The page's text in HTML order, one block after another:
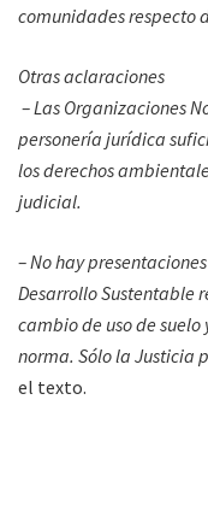
comunidades respecto
Otras aclaraciones
– Las Organizaciones
personería jurídica
los derechos
judicial.
– No hay
Desarrollo Sustentable
cambio de uso de
norma. Sólo la Justicia
el texto.